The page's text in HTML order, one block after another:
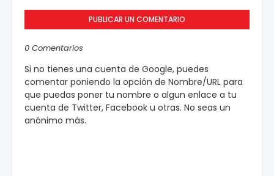
PUBLICAR UN COMENTARIO
0 Comentarios
Si no tienes una cuenta de Google, puedes
comentar poniendo la opción de Nombre/URL para
que puedas poner tu nombre o algun enlace a tu
cuenta de Twitter, Facebook u otras. No seas un
anónimo más.